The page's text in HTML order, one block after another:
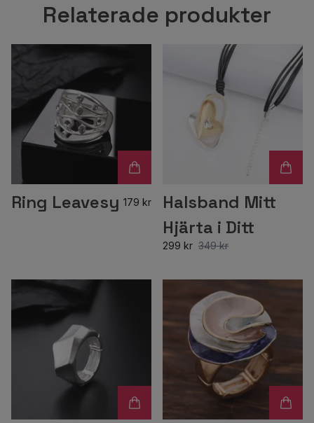
Relaterade produkter
Ring Leavesy 179 kr
Halsband Mitt
Hjärta i Ditt
299 kr 349 kr